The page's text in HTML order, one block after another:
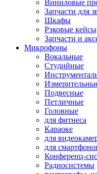
Виниловые
Запчасти для
Шкафы
Рэковые
Запчасти и
Микрофоны
Вокальные
Студийные
Подвесные
Петличные
Головные
для фитнеса
Караоке
для
для
Конференц-
Радиосистемы